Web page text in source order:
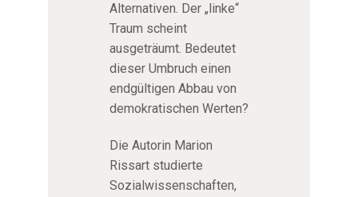
Alternativen. Der „linke“
Traum scheint
ausgeträumt. Bedeutet
dieser Umbruch einen
endgültigen Abbau von
demokratischen Werten?
Die Autorin Marion
Rissart studierte
Sozialwissenschaften,